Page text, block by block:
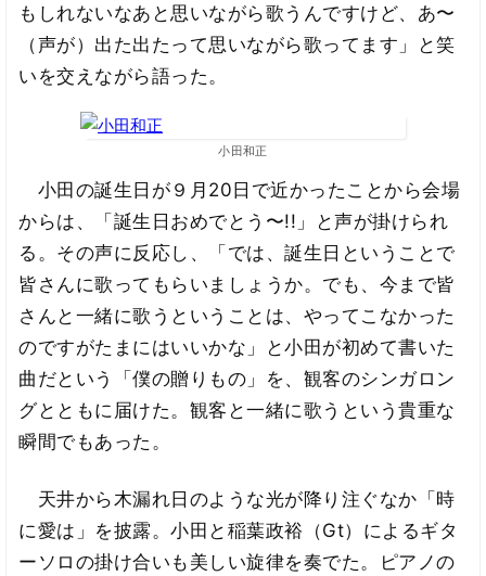
もしれないなあと思いながら歌うんですけど、あ〜
（声が）出た出たって思いながら歌ってます」と笑
いを交えながら語った。
小田和正
小田の誕生日が９月20日で近かったことから会場
からは、「誕生日おめでとう〜!!」と声が掛けられ
る。その声に反応し、「では、誕生日ということで
皆さんに歌ってもらいましょうか。でも、今まで皆
さんと一緒に歌うということは、やってこなかった
のですがたまにはいいかな」と小田が初めて書いた
曲だという「僕の贈りもの」を、観客のシンガロン
グとともに届けた。観客と一緒に歌うという貴重な
瞬間でもあった。
天井から木漏れ日のような光が降り注ぐなか「時
に愛は」を披露。小田と稲葉政裕（Gt）によるギタ
ーソロの掛け合いも美しい旋律を奏でた。ピアノの